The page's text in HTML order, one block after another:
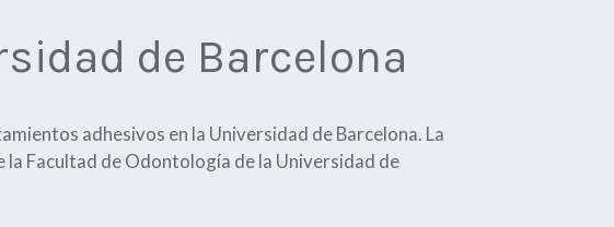
de Barcelona
adhesivos en la Universidad de Barcelona. La
la Facultad de Odontología de la Universidad de